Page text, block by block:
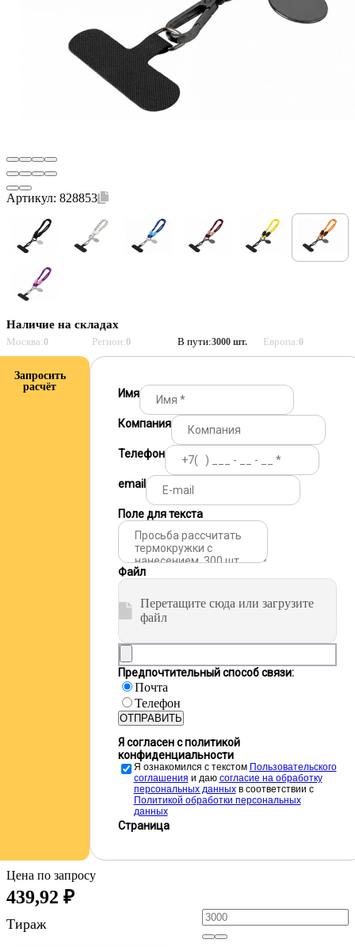
Артикул: 828853
Наличие на складах
Москва:0 Регион:0 В пути:3000 шт. Европа:0
Запросить
расчёт
Имя
Компания
Телефон
email
Поле для текста
Файл
Перетащите сюда или загрузите
файл
Предпочтительный способ связи:
Почта
Телефон
ОТПРАВИТЬ
Я согласен с политикой
конфиденциальности
Я ознакомился с текстом Пользовательского
соглашения и даю cогласие на обработку
персональных данныхв соответствии с
Политикой обработки персональных
данных
Страница
Цена по запросу
439,92 ₽
Тираж